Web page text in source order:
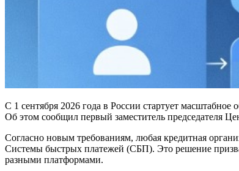
С 1 сентября 2026 года в России стартует
Об этом сообщил первый заместитель председателя
Согласно новым требованиям, любая кредитная
Системы быстрых платежей (СБП). Это решение
разными платформами.